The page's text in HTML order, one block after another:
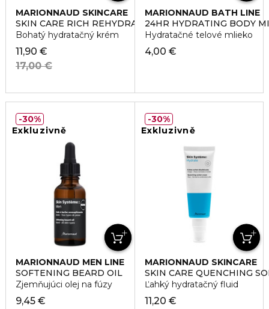
MARIONNAUD SKINCARE
SKIN CARE RICH REHYDRATING CREAM
Bohatý hydratačný krém
11,90 €
17,00 €
MARIONNAUD BATH LINE
24HR HYDRATING BODY
Hydratačné telové mlieko
4,00 €
Exkluzivně
MARIONNAUD MEN LINE
SOFTENING BEARD OIL
Zjemňujúci olej na fúzy
9,45 €
30%
Exkluzivně
MARIONNAUD SKINCARE
SKIN CARE QUENCHING
Ľahký hydratačný fluid
11,20 €
30%